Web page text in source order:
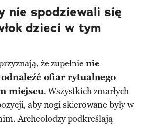
nie spodziewali się
dzieci w tym
że zupełnie nie
ofiar rytualnego
miejscu. Wszystkich zmarłych
aby nogi skierowane były w
Archeolodzy podkreślają